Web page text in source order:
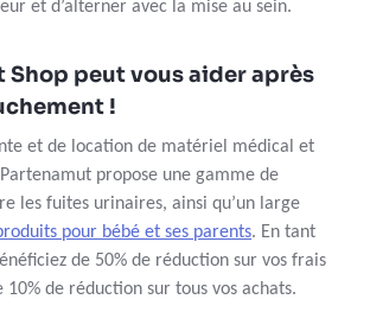
et d’alterner avec la mise au sein.
Shop peut vous aider après
!
et de location de matériel médical et
propose une gamme de
les fuites urinaires, ainsi qu’un large
pour bébé et ses parents. En tant
de 50% de réduction sur vos frais
de réduction sur tous vos achats.